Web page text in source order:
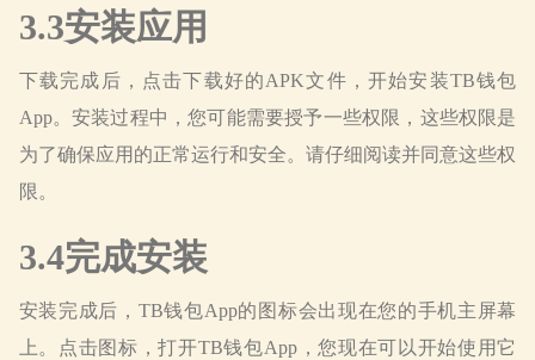
3.3安装应用
下载完成后，点击下载好的APK文件，开始安装TB钱包
App。安装过程中，您可能需要授予一些权限，这些权限是
为了确保应用的正常运行和安全。请仔细阅读并同意这些权
限。
3.4完成安装
安装完成后，TB钱包App的图标会出现在您的手机主屏幕
上。点击图标，打开TB钱包App，您现在可以开始使用它